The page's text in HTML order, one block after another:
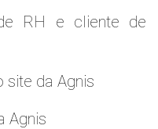
RH e cliente de
site da Agnis
Agnis